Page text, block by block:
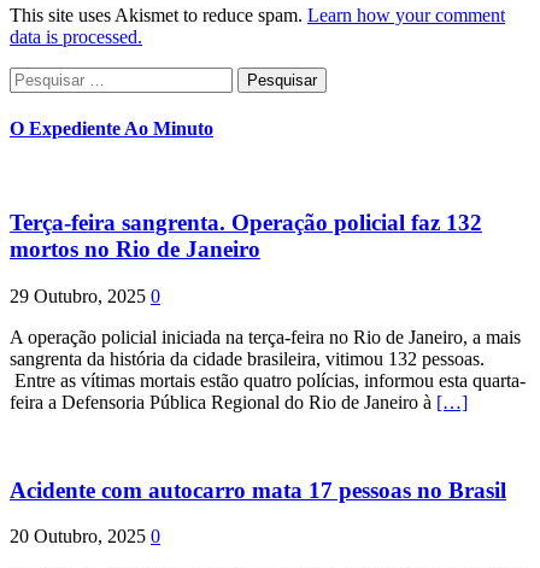
This site uses Akismet to reduce spam. Learn how your comment
data is processed.
Pesquisar
por:
O Expediente Ao Minuto
Terça-feira sangrenta. Operação policial faz 132
mortos no Rio de Janeiro
29 Outubro, 2025 0
A operação policial iniciada na terça-feira no Rio de Janeiro, a mais
sangrenta da história da cidade brasileira, vitimou 132 pessoas.
Entre as vítimas mortais estão quatro polícias, informou esta quarta-
feira a Defensoria Pública Regional do Rio de Janeiro à […]
Acidente com autocarro mata 17 pessoas no Brasil
20 Outubro, 2025 0